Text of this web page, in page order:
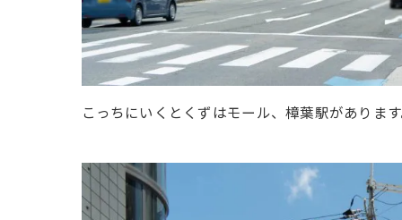
こっちにいくとくずはモール、樟葉駅がありま